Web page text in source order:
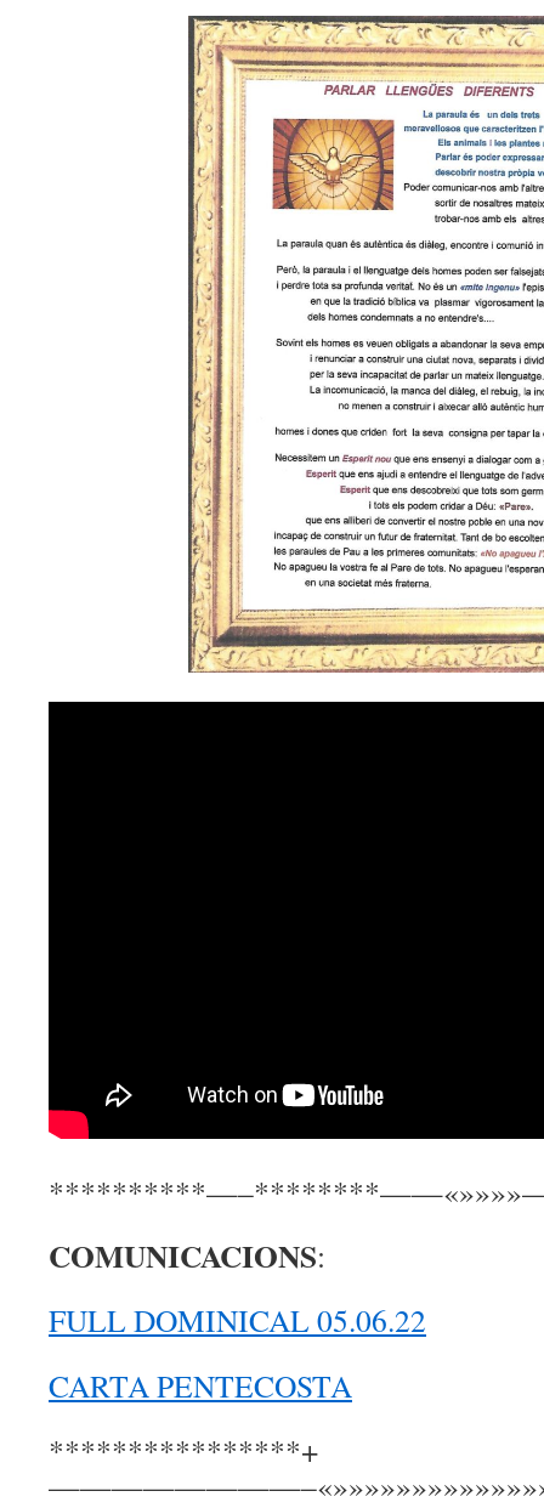
COMUNICACIONS:
FULL DOMINICAL 05.06.22
CARTA PENTECOSTA
****************+